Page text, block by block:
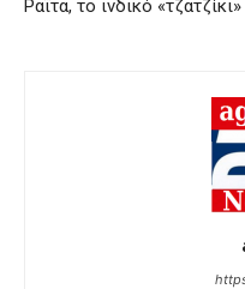
Ραΐτα, το ινδικό «τζατζίκι»